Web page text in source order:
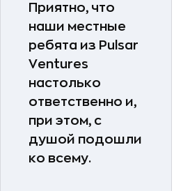
Приятно, что
наши местные
ребята из Pulsar
Ventures
настолько
ответственно и,
при этом, с
душой подошли
ко всему.